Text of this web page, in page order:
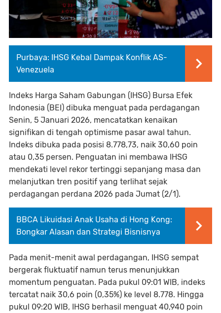
Purbaya: IHSG Kebal Dampak Konflik AS-
Venezuela
Indeks Harga Saham Gabungan (IHSG) Bursa Efek
Indonesia (BEI) dibuka menguat pada perdagangan
Senin, 5 Januari 2026, mencatatkan kenaikan
signifikan di tengah optimisme pasar awal tahun.
Indeks dibuka pada posisi 8.778,73, naik 30,60 poin
atau 0,35 persen. Penguatan ini membawa IHSG
mendekati level rekor tertinggi sepanjang masa dan
melanjutkan tren positif yang terlihat sejak
perdagangan perdana 2026 pada Jumat (2/1).
BBCA Likuidasi Anak Usaha di Hong Kong:
Bongkar Alasan dan Strategi Bisnisnya
Pada menit-menit awal perdagangan, IHSG sempat
bergerak fluktuatif namun terus menunjukkan
momentum penguatan. Pada pukul 09:01 WIB, indeks
tercatat naik 30,6 poin (0,35%) ke level 8.778. Hingga
pukul 09:20 WIB, IHSG berhasil menguat 40,940 poin